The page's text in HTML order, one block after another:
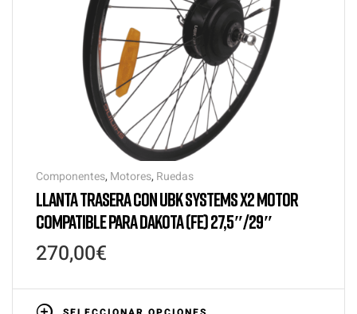
Componentes, Motores, Ruedas
LLANTA TRASERA CON UBK SYSTEMS X2 MOTOR
COMPATIBLE PARA DAKOTA (FE) 27,5″/29″
270,00€